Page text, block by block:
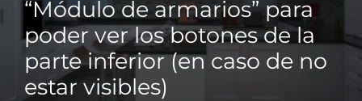
“Módulo de armarios” para
poder ver los botones de la
parte inferior (en caso de no
estar visibles)